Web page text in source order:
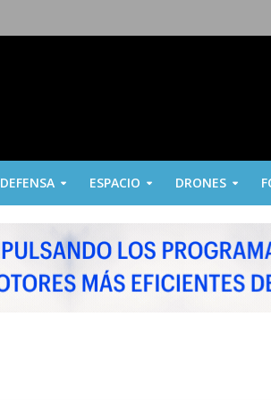
DEFENSA ESPACIO DRONES